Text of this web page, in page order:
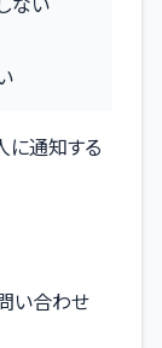
に通知する
い合わせ